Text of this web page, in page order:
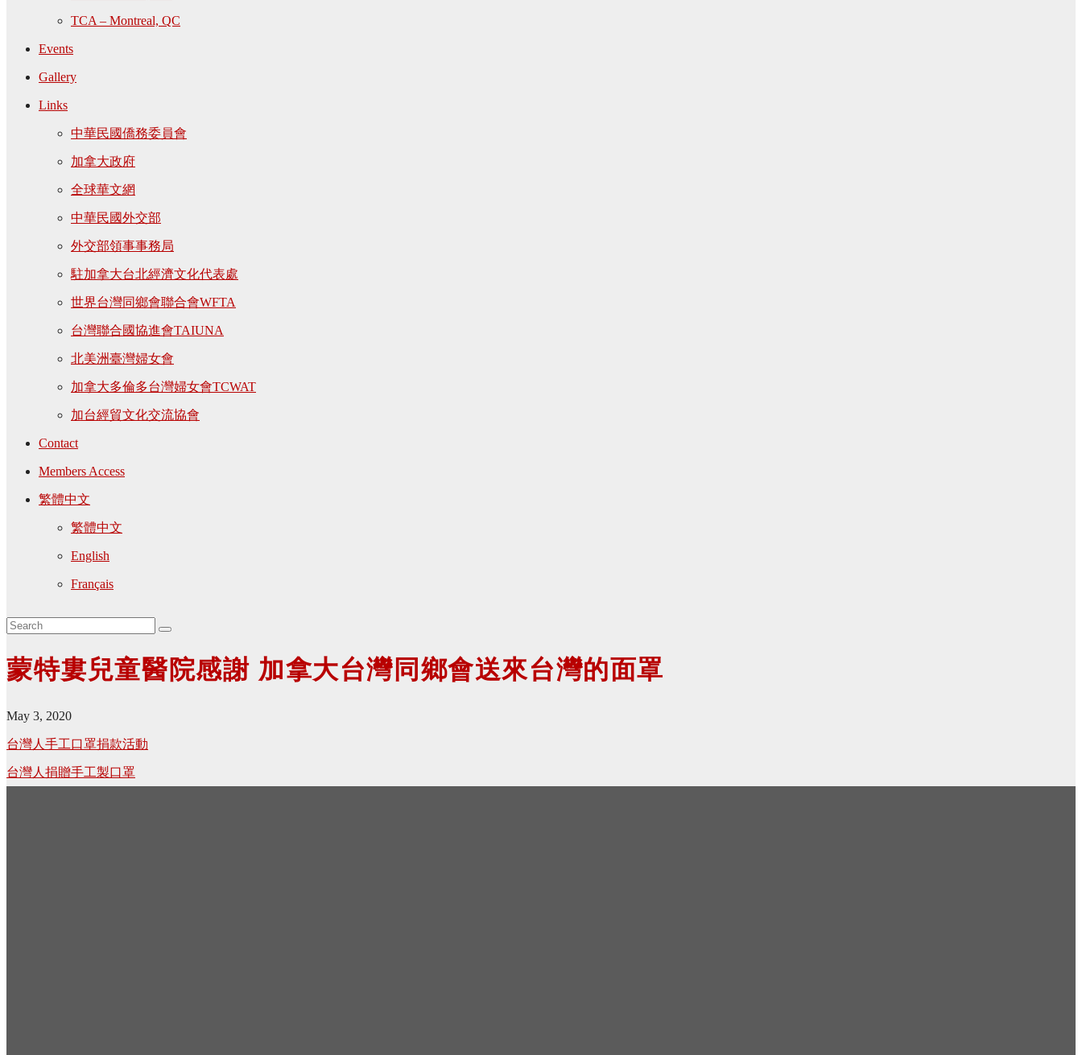
TCA – Montreal, QC
Events
Gallery
Links
中華民國僑務委員會
加拿大政府
全球華文網
中華民國外交部
外交部領事事務局
駐加拿大台北經濟文化代表處
世界台灣同鄉會聯合會WFTA
台灣聯合國協進會TAIUNA
北美洲臺灣婦女會
加拿大多倫多台灣婦女會TCWAT
加台經貿文化交流協會
Contact
Members Access
繁體中文
繁體中文
English
Français
蒙特婁兒童醫院感謝 加拿大台灣同鄉會送來台灣的面罩
May 3, 2020
Post
navigation
台灣人手工口罩捐款活動
台灣人捐贈手工製口罩